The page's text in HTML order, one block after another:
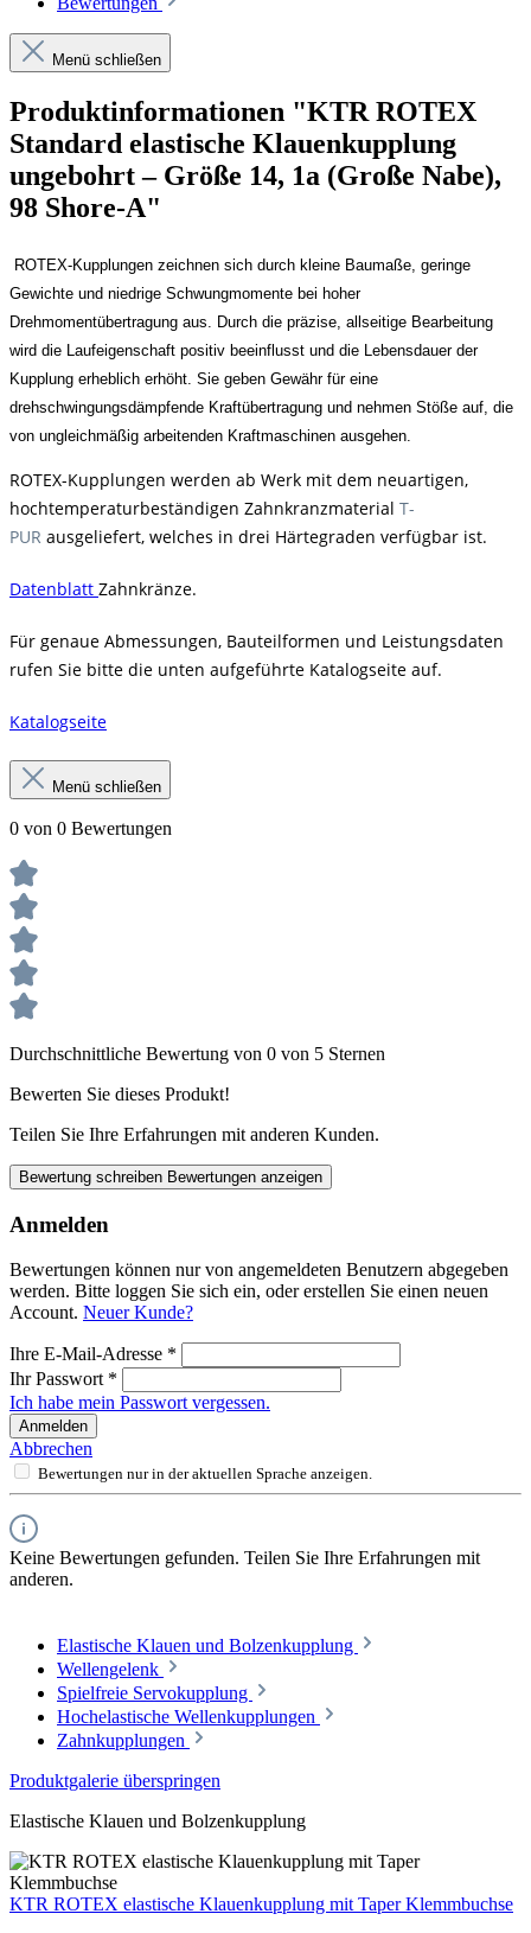
Menü schließen
Produktinformationen "KTR ROTEX
Standard elastische Klauenkupplung
ungebohrt – Größe 14, 1a (Große Nabe),
98 Shore-A"
ROTEX-Kupplungen zeichnen sich durch kleine Baumaße, geringe
Gewichte und niedrige Schwungmomente bei hoher
Drehmomentübertragung aus. Durch die präzise, allseitige Bearbeitung
wird die Laufeigenschaft positiv beeinflusst und die Lebensdauer der
Kupplung erheblich erhöht. Sie geben Gewähr für eine
drehschwingungsdämpfende Kraftübertragung und nehmen Stöße auf, die
von ungleichmäßig arbeitenden Kraftmaschinen ausgehen.
ROTEX-Kupplungen werden ab Werk mit dem neuartigen,
hochtemperaturbeständigen Zahnkranzmaterial T-
PUR ausgeliefert, welches in drei Härtegraden verfügbar ist.
Datenblatt Zahnkränze.
Für genaue Abmessungen, Bauteilformen und Leistungsdaten
rufen Sie bitte die unten aufgeführte Katalogseite auf.
Katalogseite
Menü schließen
0 von 0 Bewertungen
Durchschnittliche Bewertung von 0 von 5 Sternen
Bewerten Sie dieses Produkt!
Teilen Sie Ihre Erfahrungen mit anderen Kunden.
Bewertung schreiben Bewertungen anzeigen
Anmelden
Bewertungen können nur von angemeldeten Benutzern abgegeben
werden. Bitte loggen Sie sich ein, oder erstellen Sie einen neuen
Account. Neuer Kunde?
Ihre E-Mail-Adresse *
Ihr Passwort *
Ich habe mein Passwort vergessen.
Anmelden
Abbrechen
Bewertungen nur in der aktuellen Sprache anzeigen.
Keine Bewertungen gefunden. Teilen Sie Ihre Erfahrungen mit
anderen.
Elastische Klauen und Bolzenkupplung
Wellengelenk
Spielfreie Servokupplung
Hochelastische Wellenkupplungen
Zahnkupplungen
Produktgalerie überspringen
Elastische Klauen und Bolzenkupplung
KTR ROTEX elastische Klauenkupplung mit Taper Klemmbuchse